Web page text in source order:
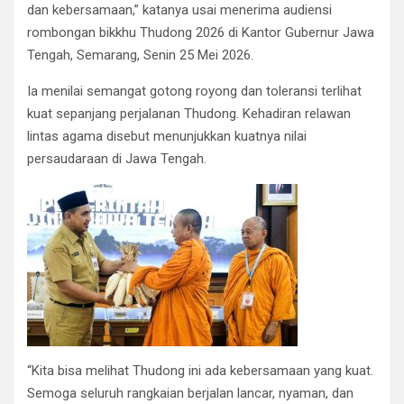
dan kebersamaan,” katanya usai menerima audiensi
rombongan bikkhu Thudong 2026 di Kantor Gubernur Jawa
Tengah, Semarang, Senin 25 Mei 2026.
Ia menilai semangat gotong royong dan toleransi terlihat
kuat sepanjang perjalanan Thudong. Kehadiran relawan
lintas agama disebut menunjukkan kuatnya nilai
persaudaraan di Jawa Tengah.
“Kita bisa melihat Thudong ini ada kebersamaan yang kuat.
Semoga seluruh rangkaian berjalan lancar, nyaman, dan